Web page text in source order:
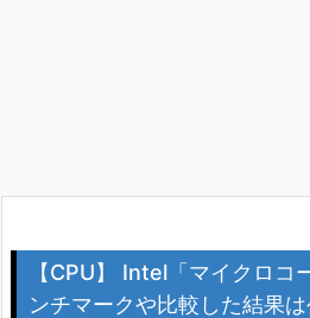
【CPU】 Intel「マイクロコ
ンチマークや比較した結果